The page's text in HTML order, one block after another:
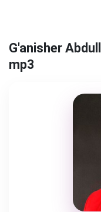
G'anisher
mp3